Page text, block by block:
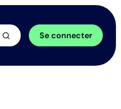
Se connecter
arrow_forward